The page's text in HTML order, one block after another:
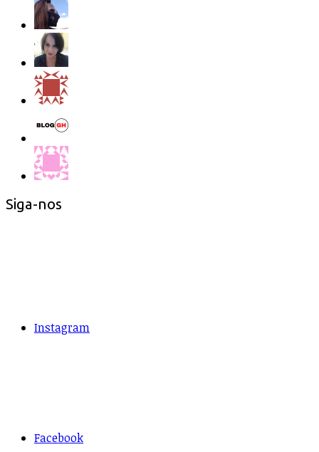
Siga-nos
Instagram
Facebook